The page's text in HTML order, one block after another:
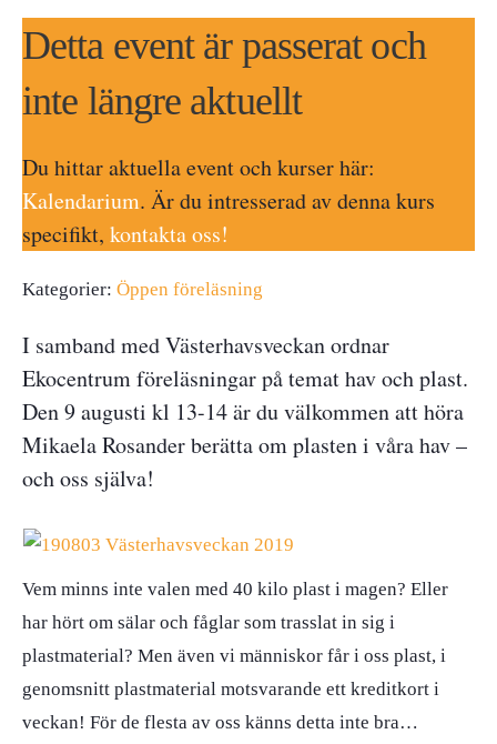
Detta event är passerat och
inte längre aktuellt
Du hittar aktuella event och kurser här:
Kalendarium. Är du intresserad av denna kurs
specifikt, kontakta oss!
Kategorier: Öppen föreläsning
I samband med Västerhavsveckan ordnar
Ekocentrum föreläsningar på temat hav och plast.
Den 9 augusti kl 13-14 är du välkommen att höra
Mikaela Rosander berätta om plasten i våra hav –
och oss själva!
Vem minns inte valen med 40 kilo plast i magen? Eller
har hört om sälar och fåglar som trasslat in sig i
plastmaterial? Men även vi människor får i oss plast, i
genomsnitt plastmaterial motsvarande ett kreditkort i
veckan! För de flesta av oss känns detta inte bra…